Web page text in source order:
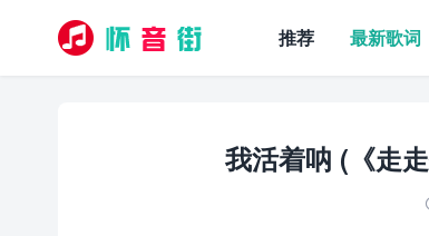
推荐 最新歌词
我活着呐 (《走